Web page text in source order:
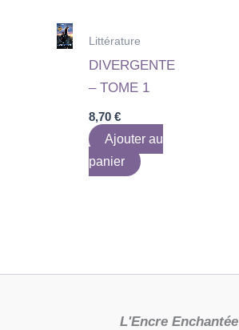
Littérature
DIVERGENTE
– TOME 1
8,70€
Ajouter au
panier
L'Encre Enchantée